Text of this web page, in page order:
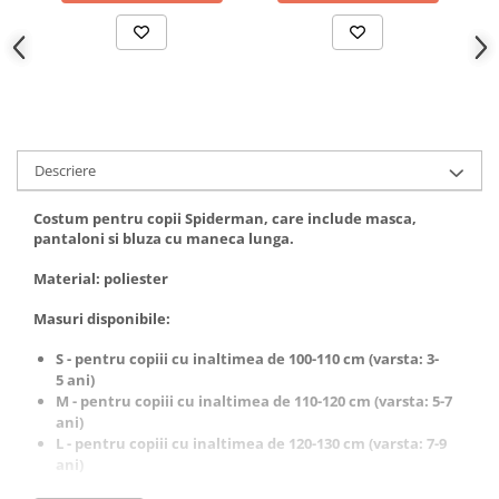
Mori cereale si furaje
Stative
Casti audio telefoane
Masini de gaurit si insurubat
Accesorii vioara-viola
Chitare clasice
CLARINET
Descriere
Costum pentru copii Spiderman, care include masca,
pantaloni si bluza cu maneca lunga.
Material: poliester
Masuri disponibile:
S - pentru copiii cu inaltimea de 100-110 cm (varsta: 3-
5 ani)
M - pentru copiii cu inaltimea de 110-120 cm (varsta: 5-7
ani)
L - pentru copiii cu inaltimea de 120-130 cm (varsta: 7-9
ani)